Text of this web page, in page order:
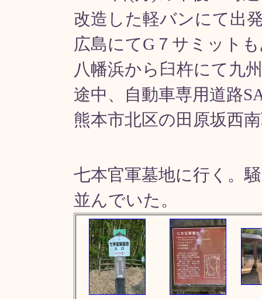
改造した軽バンにて出
広島にてG７サミット
八幡浜から臼杵にて九
途中、自動車専用道路
熊本市北区の田原坂西
七本官軍墓地に行く。
並んでいた。